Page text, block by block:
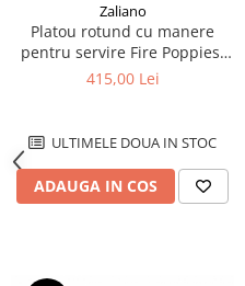
Zaliano
Platou rotund cu manere
pentru servire Fire Poppies,
ceramica smaltuita, pictat
415,00 Lei
ULTIMELE DOUA IN STOC
ADAUGA IN COS